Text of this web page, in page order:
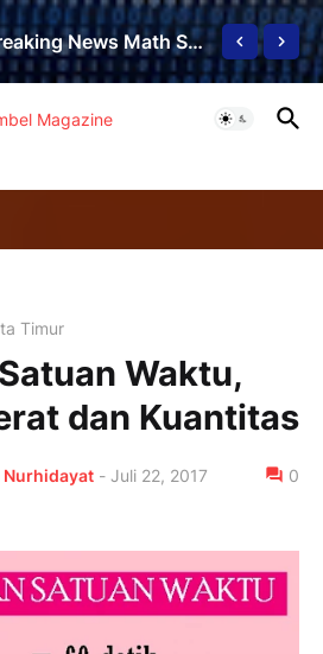
Radarhot com Breaking News Math Science education
Timur
Waktu,
dan Kuantitas
Nurhidayat - Juli 22, 2017 0